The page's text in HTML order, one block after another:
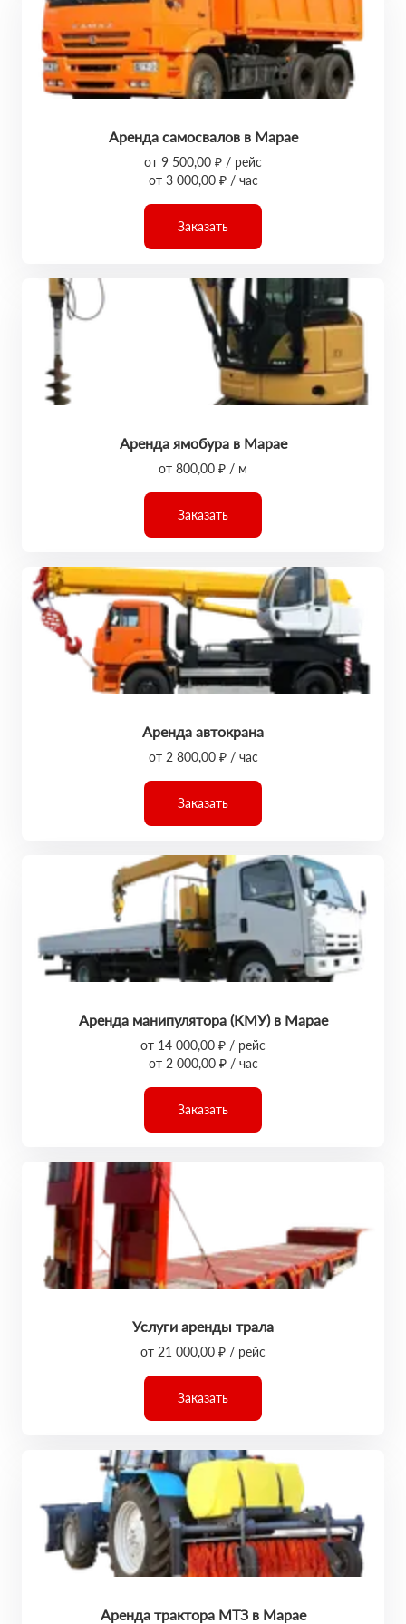
Аренда самосвалов в Марае
от 9 500,00 ₽ / рейс
от 3 000,00 ₽ / час
Заказать
Аренда ямобура в Марае
от 800,00 ₽ / м
Заказать
Аренда автокрана
от 2 800,00 ₽ / час
Заказать
Аренда манипулятора (КМУ) в Марае
от 14 000,00 ₽ / рейс
от 2 000,00 ₽ / час
Заказать
Услуги аренды трала
от 21 000,00 ₽ / рейс
Заказать
Аренда трактора МТЗ в Марае